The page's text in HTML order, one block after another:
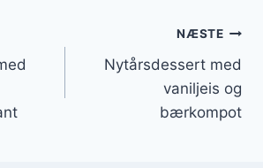
NÆSTE
Nytårsdessert med
vaniljeis og
bærkompot